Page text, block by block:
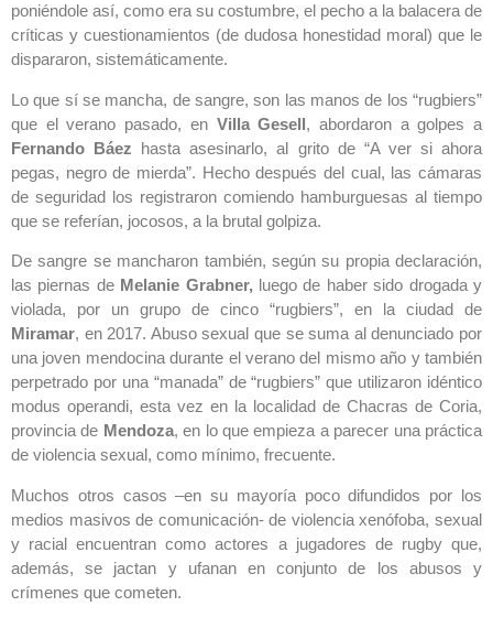
poniéndole así, como era su costumbre, el pecho a la balacera de
críticas y cuestionamientos (de dudosa honestidad moral) que le
dispararon, sistemáticamente.
Lo que sí se mancha, de sangre, son las manos de los “rugbiers”
que el verano pasado, en Villa Gesell, abordaron a golpes a
Fernando Báez hasta asesinarlo, al grito de “A ver si ahora
pegas, negro de mierda”. Hecho después del cual, las cámaras
de seguridad los registraron comiendo hamburguesas al tiempo
que se referían, jocosos, a la brutal golpiza.
De sangre se mancharon también, según su propia declaración,
las piernas de Melanie Grabner, luego de haber sido drogada y
violada, por un grupo de cinco “rugbiers”, en la ciudad de
Miramar, en 2017. Abuso sexual que se suma al denunciado por
una joven mendocina durante el verano del mismo año y también
perpetrado por una “manada” de “rugbiers” que utilizaron idéntico
modus operandi, esta vez en la localidad de Chacras de Coria,
provincia de Mendoza, en lo que empieza a parecer una práctica
de violencia sexual, como mínimo, frecuente.
Muchos otros casos –en su mayoría poco difundidos por los
medios masivos de comunicación- de violencia xenófoba, sexual
y racial encuentran como actores a jugadores de rugby que,
además, se jactan y ufanan en conjunto de los abusos y
crímenes que cometen.